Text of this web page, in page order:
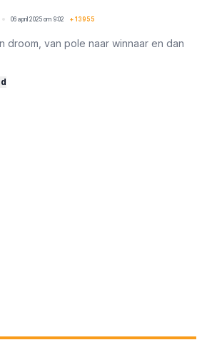
06 april 2025 om 9:02 + 13955
droom, van pole naar winnaar en dan